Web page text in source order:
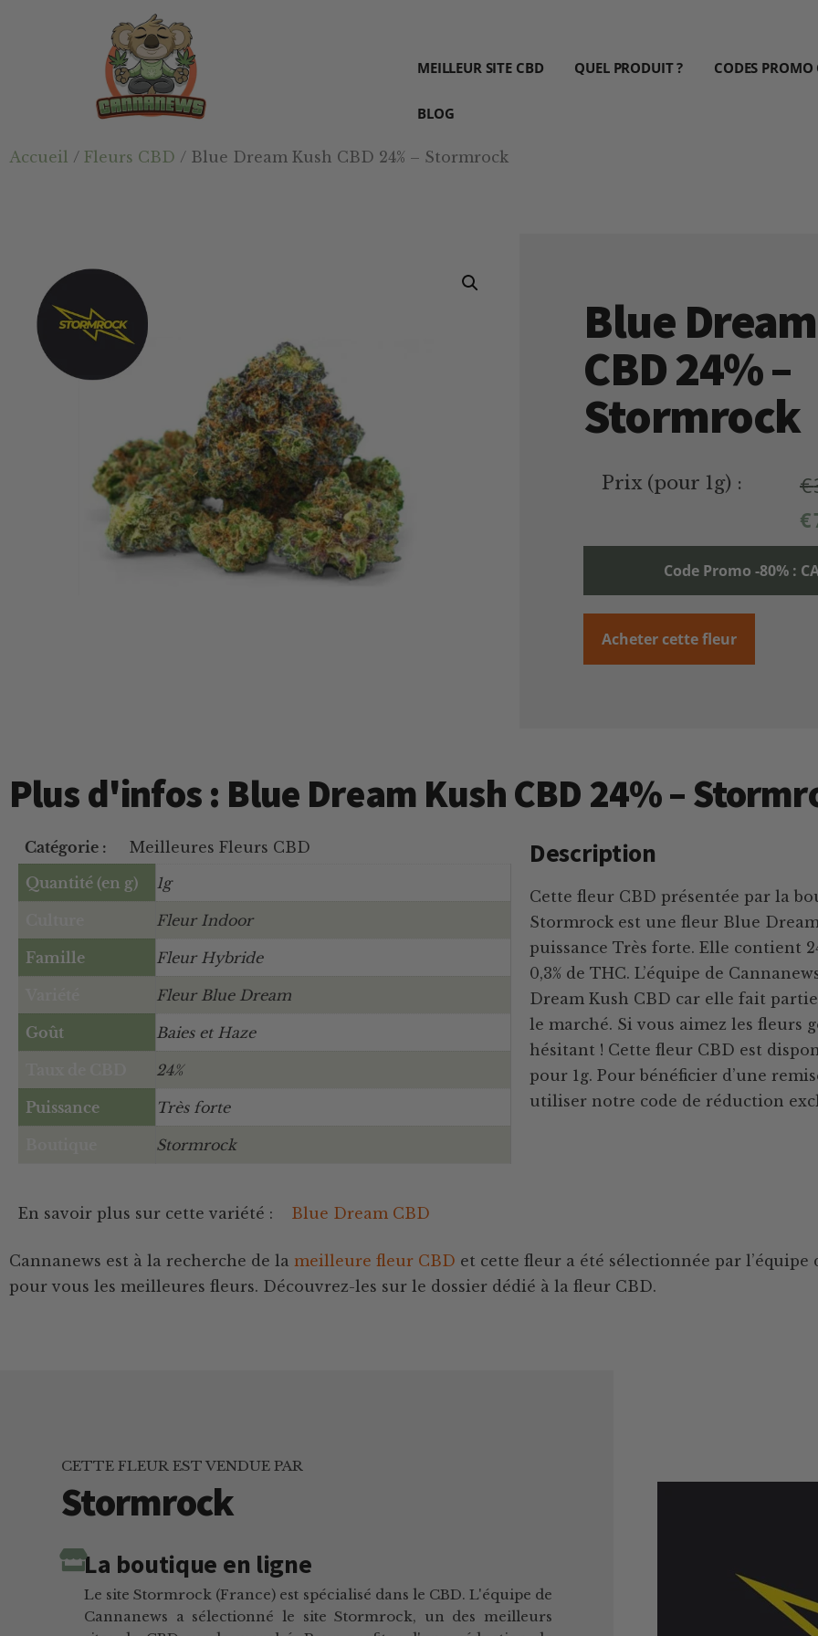
Cannanews.fr
MEILLEUR SITE CBD QUEL PRODUIT ? CODES PROMO
BLOG
Accueil / Fleurs CBD / Blue Dream Kush CBD 24% – Stormrock
Blue
CBD 24% –
Stormrock
Prix (pour 1g) : €
€
Code Promo -80% :
Acheter cette fleur
Plus d'infos : Blue Dream Kush CBD 24% –
Catégorie :
Meilleures Fleurs CBD
Quantité (en g)
1g
Fleur Indoor
Famille Fleur Hybride
Fleur Blue Dream
Goût Baies et Haze
24%
Puissance Très forte
Stormrock
En savoir plus sur cette variété : Blue Dream CBD
Description
Cette fleur CBD présentée par la
Stormrock est une fleur Blue
puissance Très forte. Elle contient
0,3% de THC. L’équipe de
Dream Kush CBD car elle fait
le marché. Si vous aimez les fleurs
hésitant ! Cette fleur CBD est
pour 1g. Pour bénéficier d’une
utiliser notre code de réduction
Cannanews est à la recherche de la meilleure fleur CBD et cette fleur a été sélectionnée par l’équipe
pour vous les meilleures fleurs. Découvrez-les sur le dossier dédié à la fleur CBD.
CETTE FLEUR EST VENDUE PAR
Stormrock
La boutique en ligne
Le site Stormrock (France) est spécialisé dans le CBD. L'équipe de
Cannanews a sélectionné le site Stormrock, un des meilleurs